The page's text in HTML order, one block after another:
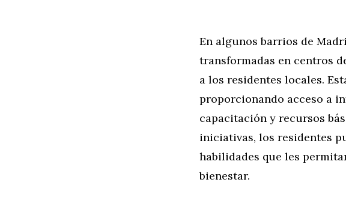
En algunos barrios de
transformadas en centros
a los residentes locales.
proporcionando acceso a
capacitación y recursos
iniciativas, los residentes
habilidades que les
bienestar.